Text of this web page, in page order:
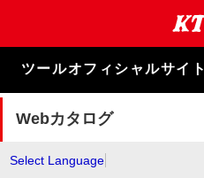
ま
キ
ツールオフィシャルサイト
Webカタログ
Select Language